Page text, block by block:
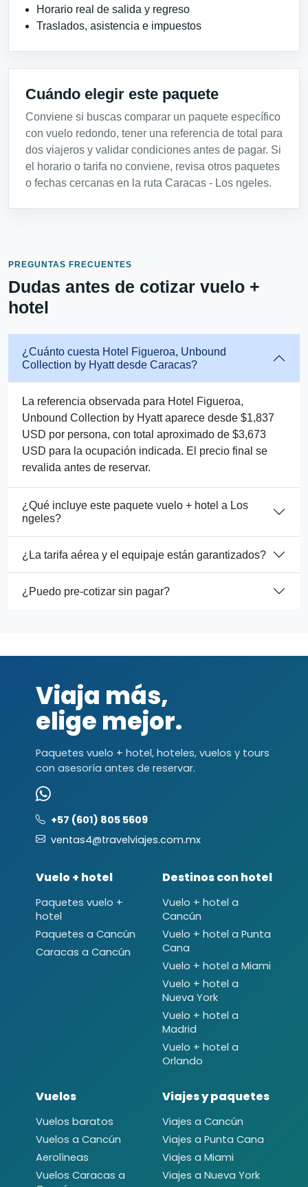
Horario real de salida y regreso
Traslados, asistencia e impuestos
Cuándo elegir este paquete
Conviene si buscas comparar un paquete específico
con vuelo redondo, tener una referencia de total para
dos viajeros y validar condiciones antes de pagar. Si
el horario o tarifa no conviene, revisa otros paquetes
o fechas cercanas en la ruta Caracas - Los ngeles.
PREGUNTAS FRECUENTES
Dudas antes de cotizar vuelo +
hotel
¿Cuánto cuesta Hotel Figueroa, Unbound
Collection by Hyatt desde Caracas?
La referencia observada para Hotel Figueroa,
Unbound Collection by Hyatt aparece desde $1,837
USD por persona, con total aproximado de $3,673
USD para la ocupación indicada. El precio final se
revalida antes de reservar.
¿Qué incluye este paquete vuelo + hotel a Los
ngeles?
¿La tarifa aérea y el equipaje están garantizados?
¿Puedo pre-cotizar sin pagar?
Viaja más,
elige mejor.
Paquetes vuelo + hotel, hoteles, vuelos y tours
con asesoría antes de reservar.
+57 (601) 805 5609
ventas4@travelviajes.com.mx
Vuelo + hotel
Paquetes vuelo +
hotel
Paquetes a Cancún
Caracas a Cancún
Destinos con hotel
Vuelo + hotel a
Cancún
Vuelo + hotel a Punta
Cana
Vuelo + hotel a Miami
Vuelo + hotel a
Nueva York
Vuelo + hotel a
Madrid
Vuelo + hotel a
Orlando
Vuelos
Vuelos baratos
Vuelos a Cancún
Aerolíneas
Vuelos Caracas a
Viajes y paquetes
Viajes a Cancún
Viajes a Punta Cana
Viajes a Miami
Viajes a Nueva York